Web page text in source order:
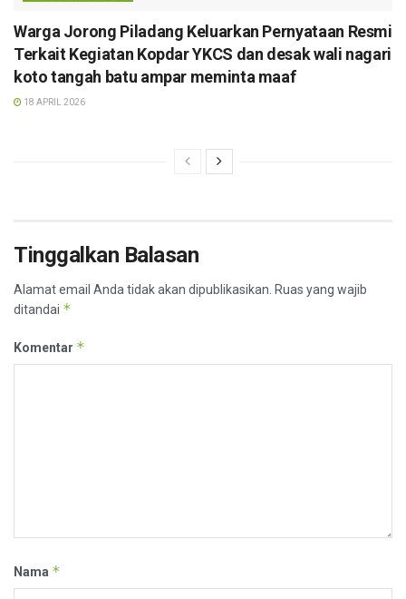
Warga Jorong Piladang Keluarkan Pernyataan Resmi
Terkait Kegiatan Kopdar YKCS dan desak wali nagari
koto tangah batu ampar meminta maaf
18 APRIL 2026
Tinggalkan Balasan
Alamat email Anda tidak akan dipublikasikan. Ruas yang wajib
ditandai *
Komentar *
Nama *